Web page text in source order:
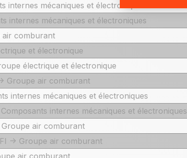
internes mécaniques et électroniques
internes mécaniques et électroniques
air comburant
et électronique
électrique et électronique
Groupe air comburant
internes mécaniques et électroniques
internes mécaniques et électroniques
Groupe air comburant
-> Groupe air comburant
air comburant